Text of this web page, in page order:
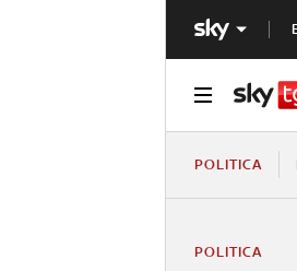
POLITICA
POLITICA